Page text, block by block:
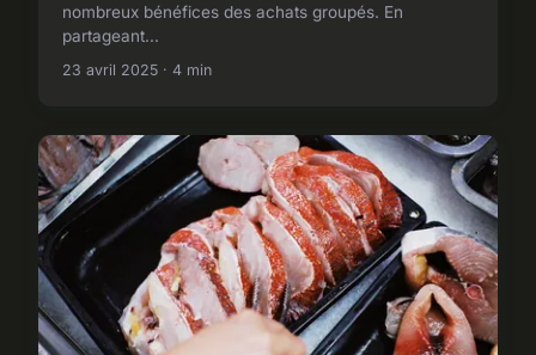
nombreux bénéfices des achats groupés. En
partageant...
23 avril 2025 · 4 min